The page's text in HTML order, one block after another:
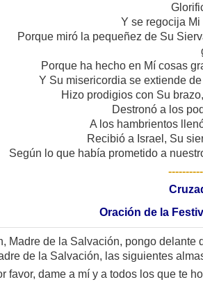
Y se regocija
Porque miró la pequeñez de Su
Porque ha hecho en Mí cosas
Y Su misericordia se extiende
Hizo prodigios con Su
Destronó a los
A los hambrientos
Recibió a Israel, Su
Según lo que había prometido a
Oración de la
Madre de la Salvación, pongo delante
de la Salvación, las siguientes
favor, dame a mí y a todos los que te